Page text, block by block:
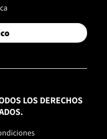
LOS DERECHOS